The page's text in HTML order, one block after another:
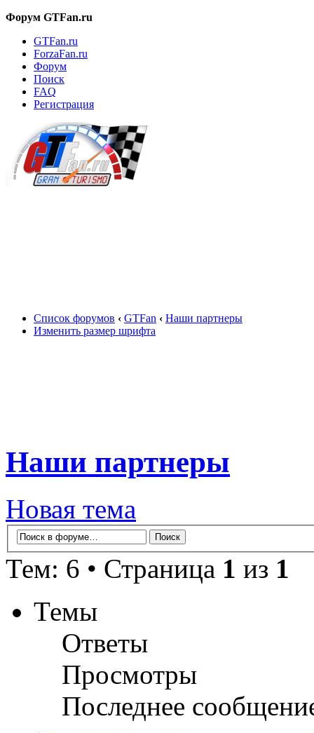
Форум GTFan.ru
GTFan.ru
ForzaFan.ru
Форум
Поиск
FAQ
Регистрация
Список форумов ‹ GTFan ‹ Наши партнеры
Изменить размер шрифта
Наши партнеры
Новая тема
Тем: 6 • Страница 1 из 1
Темы
Ответы
Просмотры
Последнее